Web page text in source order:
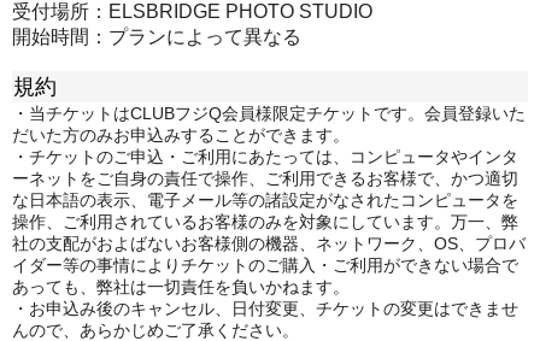
受付場所：ELSBRIDGE PHOTO STUDIO
開始時間：プランによって異なる
規約
・当チケットはCLUBフジQ会員様限定チケットです。会員登録いた
だいた方のみお申込みすることができます。
・チケットのご申込・ご利用にあたっては、コンピュータやインタ
ーネットをご自身の責任で操作、ご利用できるお客様で、かつ適切
な日本語の表示、電子メール等の諸設定がなされたコンピュータを
操作、ご利用されているお客様のみを対象にしています。万一、弊
社の支配がおよばないお客様側の機器、ネットワーク、OS、プロバ
イダー等の事情によりチケットのご購入・ご利用ができない場合で
あっても、弊社は一切責任を負いかねます。
・お申込み後のキャンセル、日付変更、チケットの変更はできませ
んので、あらかじめご了承ください。